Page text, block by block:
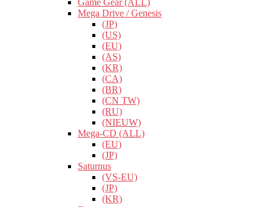
Game Gear (ALL)
Mega Drive / Genesis
(JP)
(US)
(EU)
(AS)
(KR)
(CA)
(BR)
(CN TW)
(RU)
(NIEUW)
Mega-CD (ALL)
(EU)
(JP)
Saturnus
(VS-EU)
(JP)
(KR)